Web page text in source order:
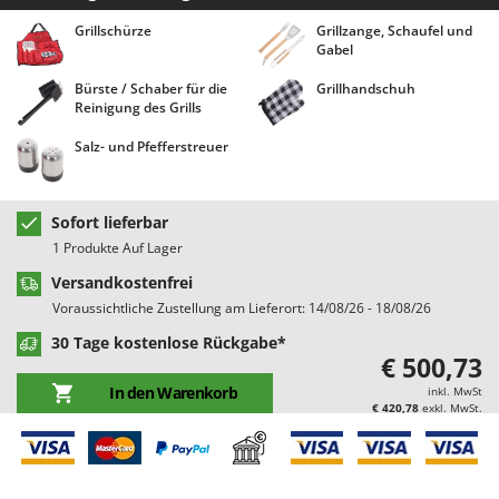
Bodenreinigungsmaschinen
Brutmaschinen Inkubatoren
Bürsten für den Außenbereich
D Dampfreiniger und Dampfbesen
E
Einachsschlepper
Elektrische Tauchpumpen
Erdbohrer
Erntenetze für Obst und Oliven
F
Feder Grubber
Feldspritzen für Pflanzenschutz
Fensterreiniger
Barbieri
Batavia
Benassi
Beper
Berkel
Bernardi
Bertolini Pumps
Besser Vacuum
Bestway
Beta tools
Bissell
Black & Decker
BlackStone
Blue Bird
Grillschürze
Grillzange, Schaufel und
Gabel
Bürste / Schaber für die
Reinigung des Grills
Grillhandschuh
Salz- und Pfefferstreuer
Sofort lieferbar
1 Produkte Auf Lager
Versandkostenfrei
Voraussichtliche Zustellung am Lieferort: 14/08/26 - 18/08/26
30 Tage kostenlose Rückgabe*
In den Warenkorb
€ 500,73
inkl. MwSt
€ 420,78 exkl. MwSt.